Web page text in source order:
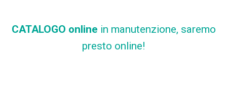
CATALOGO online in manutenzione, saremo
presto online!